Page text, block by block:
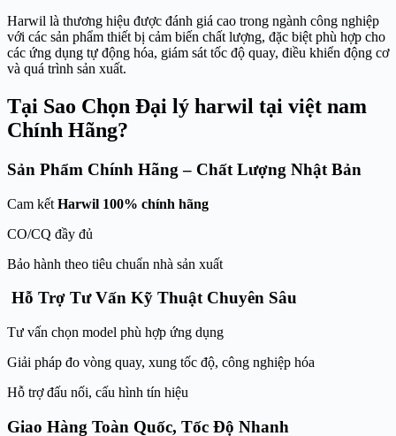
Harwil là thương hiệu được đánh giá cao trong ngành công nghiệp
với các sản phẩm thiết bị cảm biến chất lượng, đặc biệt phù hợp cho
các ứng dụng tự động hóa, giám sát tốc độ quay, điều khiển động cơ
và quá trình sản xuất.
Tại Sao Chọn Đại lý harwil tại việt nam
Chính Hãng?
Sản Phẩm Chính Hãng – Chất Lượng Nhật Bản
Cam kết Harwil 100% chính hãng
CO/CQ đầy đủ
Bảo hành theo tiêu chuẩn nhà sản xuất
Hỗ Trợ Tư Vấn Kỹ Thuật Chuyên Sâu
Tư vấn chọn model phù hợp ứng dụng
Giải pháp đo vòng quay, xung tốc độ, công nghiệp hóa
Hỗ trợ đấu nối, cấu hình tín hiệu
Giao Hàng Toàn Quốc, Tốc Độ Nhanh